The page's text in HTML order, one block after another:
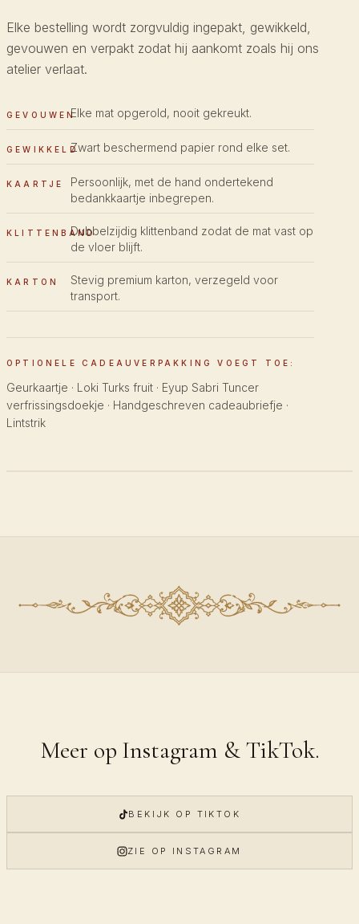
Elke bestelling wordt zorgvuldig ingepakt, gewikkeld,
gevouwen en verpakt zodat hij aankomt zoals hij ons
atelier verlaat.
GEVOUWENElke mat opgerold, nooit gekreukt.
GEWIKKELDZwart beschermend papier rond elke set.
KAARTJE
Persoonlijk, met de hand ondertekend
bedankkaartje inbegrepen.
KLITTENBANDDubbelzijdig klittenband zodat de mat vast op
de vloer blijft.
KARTON
Stevig premium karton, verzegeld voor
transport.
OPTIONELE CADEAUVERPAKKING VOEGT TOE:
Geurkaartje · Loki Turks fruit · Eyup Sabri Tuncer
verfrissingsdoekje · Handgeschreven cadeaubriefje ·
Lintstrik
Meer op Instagram & TikTok.
BEKIJK OP TIKTOK
ZIE OP INSTAGRAM